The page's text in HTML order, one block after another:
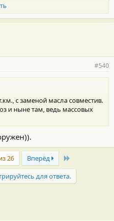
#540
с заменой масла совместив.
и ныне там, ведь массовых
26 Вперёд
для ответа.
почта